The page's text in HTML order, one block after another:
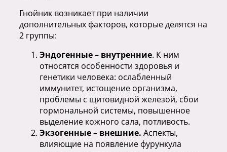
Гнойник возникает при наличии
дополнительных факторов, которые делятся на
2 группы:
Эндогенные – внутренние. К ним
относятся особенности здоровья и
генетики человека: ослабленный
иммунитет, истощение организма,
проблемы с щитовидной железой, сбои
гормональной системы, повышенное
выделение кожного сала, потливость.
Экзогенные – внешние. Аспекты,
влияющие на появление фурункула